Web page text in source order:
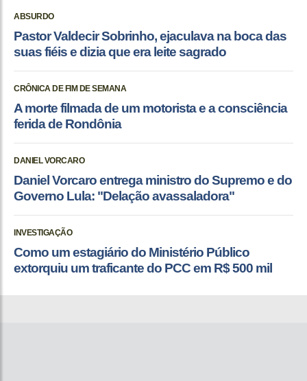
ABSURDO
Pastor Valdecir Sobrinho, ejaculava na boca das
suas fiéis e dizia que era leite sagrado
CRÔNICA DE FIM DE SEMANA
A morte filmada de um motorista e a consciência
ferida de Rondônia
DANIEL VORCARO
Daniel Vorcaro entrega ministro do Supremo e do
Governo Lula: "Delação avassaladora"
INVESTIGAÇÃO
Como um estagiário do Ministério Público
extorquiu um traficante do PCC em R$ 500 mil